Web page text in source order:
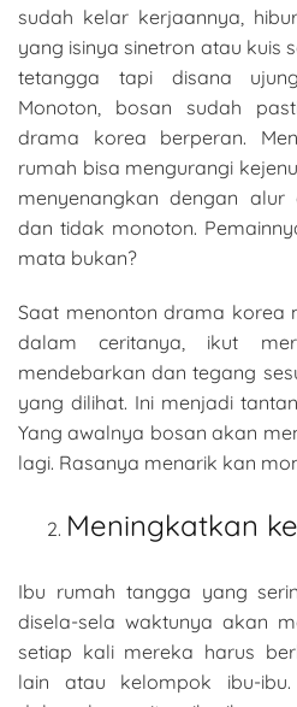
sudah kelar kerjaannya,
yang isinya sinetron atau kuis
tetangga tapi disana
Monoton, bosan sudah
drama korea berperan.
rumah bisa mengurangi
menyenangkan dengan alur
dan tidak monoton.
mata bukan?
Saat menonton drama korea
dalam ceritanya, ikut
mendebarkan dan tegang
yang dilihat. Ini menjadi
Yang awalnya bosan akan
lagi. Rasanya menarik kan
Meningkatkan
Ibu rumah tangga yang
disela-sela waktunya akan
setiap kali mereka harus
lain atau kelompok ibu-